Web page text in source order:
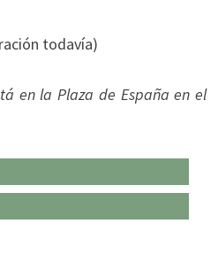
todavía)
en la Plaza de España en el